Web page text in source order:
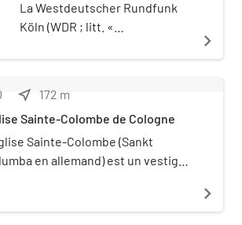
La Westdeutscher Rundfunk
Köln (WDR ; litt. «
allemande Cologne ») est un
à Cologne et membre de l'ARD.
Il s'agit du service public
audiovisuel pour l'État de la
Rhénanie-du-Nord-
navigate_next
near_me 172 m
Sainte-Colombe de Cologne
Sainte-Colombe (Sankt
en allemand) est un vestige
à l'année 980. Depuis 2007,
navigate_next